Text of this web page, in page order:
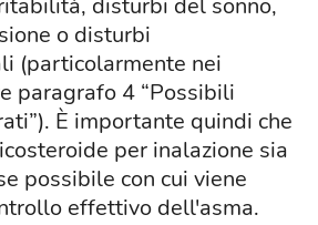
disturbi del sonno,
o disturbi
(particolarmente nei
paragrafo 4 “Possibili
È importante quindi che
per inalazione sia
possibile con cui viene
effettivo dell'asma.